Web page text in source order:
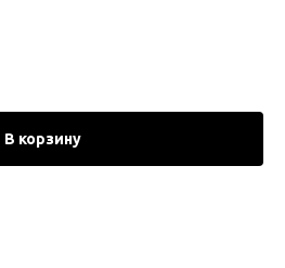
В корзину